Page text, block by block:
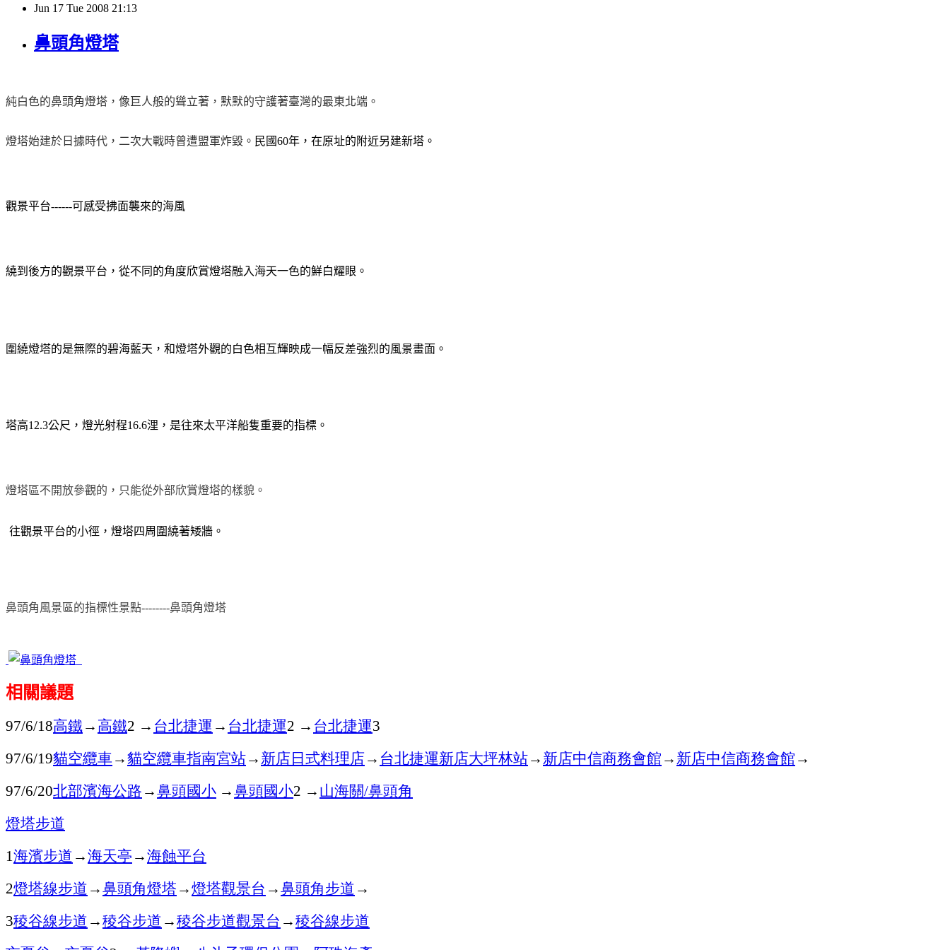
Jun 17 Tue 2008 21:13
鼻頭角燈塔
純白色的鼻頭角燈塔，像巨人般的聳立著，默默的守護著臺灣的最東北端。
燈塔始建於日據時代，二次大戰時曾遭盟軍炸毀。 民國60年，在原址的附近另建新塔。
觀景平台------可感受拂面襲來的海風
繞到後方的觀景平台，從不同的角度欣賞燈塔融入海天一色的鮮白耀眼。
圍繞燈塔的是無際的碧海藍天，和燈塔外觀的白色相互輝映成一幅反差強烈的風景畫面。
塔高12.3公尺，燈光射程16.6浬，是往來太平洋船隻重要的指標。
燈塔區不開放參觀的，只能從外部欣賞燈塔的樣貌。
往觀景平台的小徑，燈塔四周圍繞著矮牆。
鼻頭角風景區的指標性景點--------鼻頭角燈塔
相關議題
97/6/18高鐵→高鐵2 → 台北捷運 → 台北捷運2 → 台北捷運3
97/6/19貓空纜車→貓空纜車指南宮站→新店日式料理店→ 台北捷運新店大坪林站→新店中信商務會館→新店中信商務會館→
97/6/20北部濱海公路→鼻頭國小 →鼻頭國小2 →山海關/鼻頭角
燈塔步道
1海濱步道→海天亭→海蝕平台
2燈塔線步道→鼻頭角燈塔→燈塔觀景台 →鼻頭角步道→
3稜谷線步道→稜谷步道→稜谷步道觀景台 →稜谷線步道